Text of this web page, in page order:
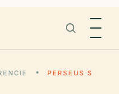
PERSEUS S